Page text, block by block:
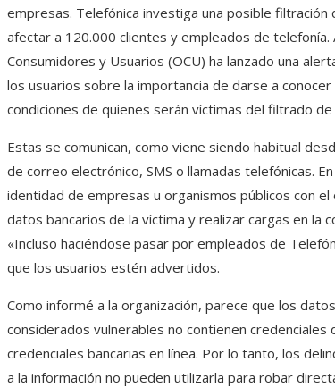
empresas. Telefónica investiga una posible filtración
afectar a 120.000 clientes y empleados de telefonía.
Consumidores y Usuarios (OCU) ha lanzado una
los usuarios sobre la importancia de darse a
condiciones de quienes serán víctimas del filtrado de
Estas se comunican, como viene siendo habitual
de correo electrónico, SMS o llamadas telefónicas.
identidad de empresas u organismos públicos con
datos bancarios de la víctima y realizar cargas en la
«Incluso haciéndose pasar por empleados de
que los usuarios estén advertidos.
Como informé a la organización, parece que los
considerados vulnerables no contienen credenciales
credenciales bancarias en línea. Por lo tanto, los
a la información no pueden utilizarla para robar